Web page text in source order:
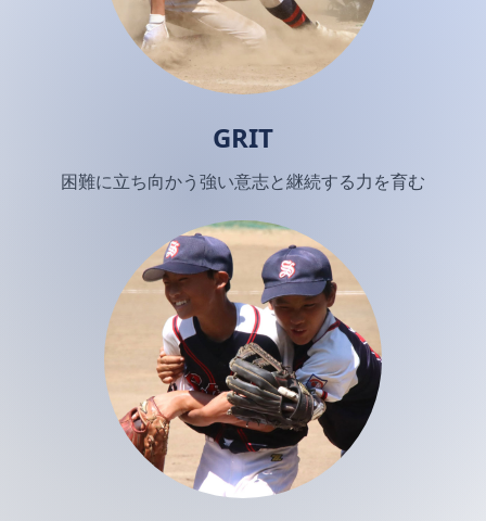
GRIT
困難に立ち向かう強い意志と継続する力を育む